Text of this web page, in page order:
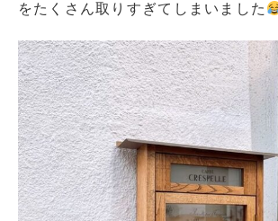
をたくさん取りすぎてしまいました